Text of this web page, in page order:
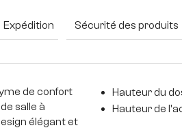
Expédition Sécurité des produits
de confort
salle à
élégant et
Hauteur du
Hauteur de